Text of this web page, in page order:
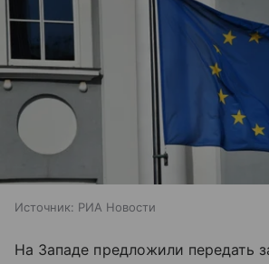
Источник: РИА Новости
На Западе предложили передать